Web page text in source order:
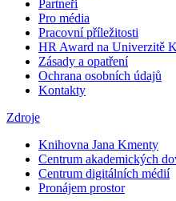
Partneři
Pro média
Pracovní příležitosti
HR Award na Univerzitě
Zásady a opatření
Ochrana osobních údajů
Kontakty
Zdroje
Knihovna Jana Kmenty
Centrum akademických
Centrum digitálních médií
Pronájem prostor